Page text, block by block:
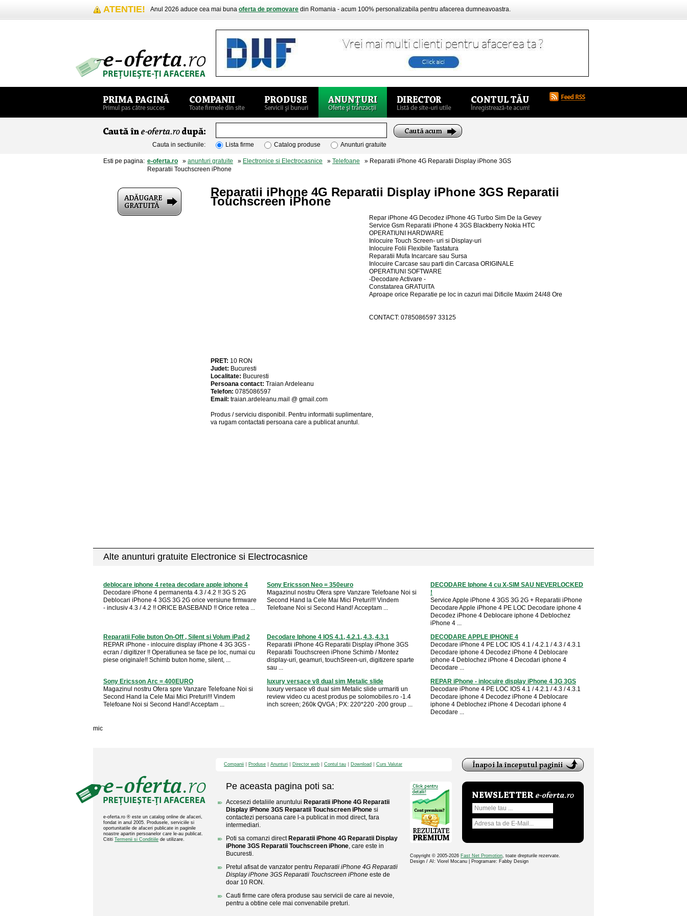
ATENTIE! Anul 2026 aduce cea mai buna oferta de promovare din Romania - acum 100% personalizabila pentru afacerea dumneavoastra.
Cauta in sectiunile: Lista firme Catalog produse Anunturi gratuite
Esti pe pagina: e-oferta.ro » anunturi gratuite » Electronice si Electrocasnice » Telefoane » Reparatii iPhone 4G Reparatii Display iPhone 3GS
Reparatii Touchscreen iPhone
Reparatii iPhone 4G Reparatii Display iPhone 3GS Reparatii
Touchscreen iPhone
Repar iPhone 4G Decodez iPhone 4G Turbo Sim De la Gevey
Service Gsm Reparatii iPhone 4 3GS Blackberry Nokia HTC
OPERATIUNI HARDWARE
Inlocuire Touch Screen- uri si Display-uri
Inlocuire Folii Flexibile Tastatura
Reparatii Mufa Incarcare sau Sursa
Inlocuire Carcase sau parti din Carcasa ORIGINALE
OPERATIUNI SOFTWARE
-Decodare Activare -
Constatarea GRATUITA
Aproape orice Reparatie pe loc in cazuri mai Dificile Maxim 24/48 Ore
CONTACT: 0785086597 33125
PRET: 10 RON
Judet: Bucuresti
Localitate: Bucuresti
Persoana contact: Traian Ardeleanu
Telefon: 0785086597
Email: traian.ardeleanu.mail @ gmail.com
Produs / serviciu disponibil . Pentru informatii suplimentare,
va rugam contactati persoana care a publicat anuntul.
Alte anunturi gratuite Electronice si Electrocasnice
deblocare iphone 4 retea decodare apple iphone 4
Decodare iPhone 4 permanenta 4.3 / 4.2 !! 3G S 2G
Deblocari iPhone 4 3GS 3G 2G orice versiune firmware
- inclusiv 4.3 / 4.2 !! ORICE BASEBAND !! Orice retea ...
Sony Ericsson Neo = 350euro
Magazinul nostru Ofera spre Vanzare Telefoane Noi si
Second Hand la Cele Mai Mici Preturi!!! Vindem
Telefoane Noi si Second Hand! Acceptam ...
DECODARE Iphone 4 cu X-SIM SAU NEVERLOCKED
!
Service Apple iPhone 4 3GS 3G 2G + Reparatii iPhone
Decodare Apple iPhone 4 PE LOC Decodare iphone 4
Decodez iPhone 4 Deblocare iphone 4 Deblochez
iPhone 4 ...
Reparatii Folie buton On-Off , Silent si Volum iPad 2
REPAR iPhone - inlocuire display iPhone 4 3G 3GS -
ecran / digitizer !! Operatiunea se face pe loc, numai cu
piese originale!! Schimb buton home, silent, ...
Decodare Iphone 4 IOS 4.1, 4.2.1, 4.3, 4.3.1
Reparatii iPhone 4G Reparatii Display iPhone 3GS
Reparatii Touchscreen iPhone Schimb / Montez
display-uri, geamuri, touchSreen-uri, digitizere sparte
sau ...
DECODARE APPLE IPHONE 4
Decodare iPhone 4 PE LOC IOS 4.1 / 4.2.1 / 4.3 / 4.3.1
Decodare iphone 4 Decodez iPhone 4 Deblocare
iphone 4 Deblochez iPhone 4 Decodari iphone 4
Decodare ...
Sony Ericsson Arc = 400EURO
Magazinul nostru Ofera spre Vanzare Telefoane Noi si
Second Hand la Cele Mai Mici Preturi!!! Vindem
Telefoane Noi si Second Hand! Acceptam ...
luxury versace v8 dual sim Metalic slide
luxury versace v8 dual sim Metalic slide urmariti un
review video cu acest produs pe solomobiles.ro -1.4
inch screen; 260k QVGA ; PX: 220*220 -200 group ...
REPAR iPhone - inlocuire display iPhone 4 3G 3GS
Decodare iPhone 4 PE LOC IOS 4.1 / 4.2.1 / 4.3 / 4.3.1
Decodare iphone 4 Decodez iPhone 4 Deblocare
iphone 4 Deblochez iPhone 4 Decodari iphone 4
Decodare ...
mic
e-oferta.ro ® este un catalog online de afaceri,
fondat in anul 2005. Produsele, serviciile si
oportunitatile de afaceri publicate in paginile
noastre apartin persoanelor care le-au publicat.
Cititi Termenii si Conditiile de utilizare.
Companii Produse Anunturi Director web Contul tau Download Curs Valutar
Pe aceasta pagina poti sa:
Accesezi detaliile anuntului Reparatii iPhone 4G Reparatii
Display iPhone 3GS Reparatii Touchscreen iPhone si
contactezi persoana care l-a publicat in mod direct, fara
intermediari.
Poti sa comanzi direct Reparatii iPhone 4G Reparatii Display
iPhone 3GS Reparatii Touchscreen iPhone, care este in
Bucuresti.
Pretul afisat de vanzator pentru Reparatii iPhone 4G Reparatii
Display iPhone 3GS Reparatii Touchscreen iPhone este de
doar 10 RON.
Cauti firme care ofera produse sau servicii de care ai nevoie,
pentru a obtine cele mai convenabile preturi.
Copyright © 2005-2026 Fast Net Promotion, toate drepturile rezervate.
Design / AI: Viorel Mocanu | Programare: Fabby Design